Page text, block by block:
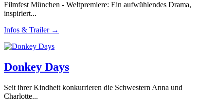
Filmfest München - Weltpremiere: Ein aufwühlendes Drama,
inspiriert...
Infos & Trailer →
Donkey Days
Seit ihrer Kindheit konkurrieren die Schwestern Anna und
Charlotte...